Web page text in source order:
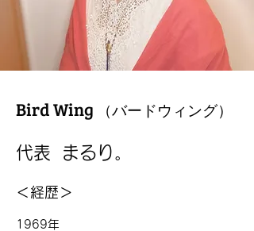
Bird Wing （バードウィング）
代表 まるり。
＜経歴＞
1969年